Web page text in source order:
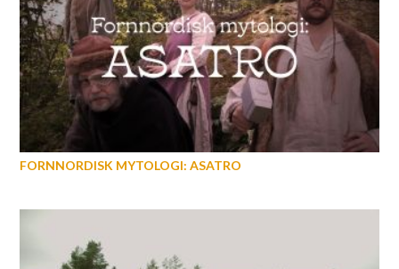
FORNNORDISK MYTOLOGI: ASATRO